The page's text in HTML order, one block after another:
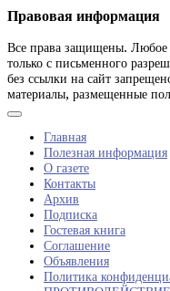
Правовая информация
Все права защищены. Любое
только с письменного
без ссылки на сайт
материалы, размещенные
Главная
Полезная информация
О газете
Контакты
Архив
Подписка
Гостевая книга
Соглашение
Объявления
Политика